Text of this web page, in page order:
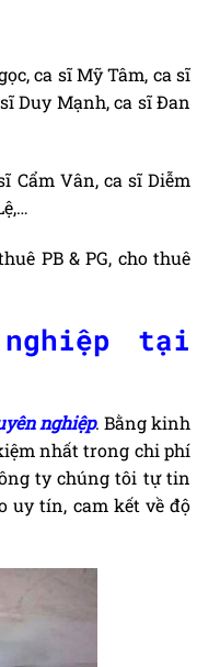
ca sĩ Mỹ Tâm, ca sĩ
Duy Mạnh, ca sĩ Đan
Cẩm Vân, ca sĩ Diễm
PB & PG, cho thuê
tại
nghiệp. Bằng kinh
nhất trong chi phí
ty chúng tôi tự tin
uy tín, cam kết về độ